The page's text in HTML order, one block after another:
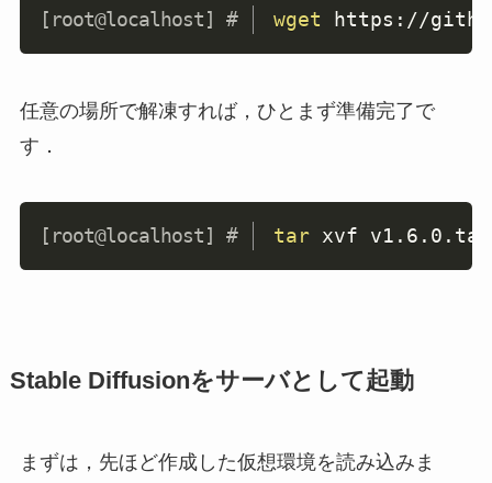
wget https:// Copy
任意の場所で解凍すれば，ひとまず準備完了で
す．
tar xvf Copy
Stable Diffusionをサーバとして起動
まずは，先ほど作成した仮想環境を読み込みま